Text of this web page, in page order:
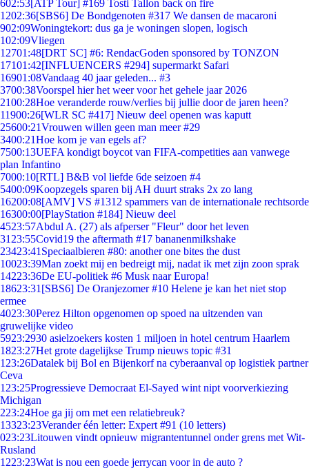
602:53[ATP Tour] #169 Tosti Tallon back on fire
1202:36[SBS6] De Bondgenoten #317 We dansen de macaroni
902:09Woningtekort: dus ga je woningen slopen, logisch
102:09Vliegen
12701:48[DRT SC] #6: RendacGoden sponsored by TONZON
17101:42[INFLUENCERS #294] supermarkt Safari
16901:08Vandaag 40 jaar geleden... #3
3700:38Voorspel hier het weer voor het gehele jaar 2026
2100:28Hoe veranderde rouw/verlies bij jullie door de jaren heen?
11900:26[WLR SC #417] Nieuw deel openen was kaputt
25600:21Vrouwen willen geen man meer #29
3400:21Hoe kom je van egels af?
7500:13UEFA kondigt boycot van FIFA-competities aan vanwege
plan Infantino
7000:10[RTL] B&B vol liefde 6de seizoen #4
5400:09Koopzegels sparen bij AH duurt straks 2x zo lang
16200:08[AMV] VS #1312 spammers van de internationale rechtsorde
16300:00[PlayStation #184] Nieuw deel
4523:57Abdul A. (27) als afperser "Fleur" door het leven
31 23:55Covid19 the aftermath #17 bananenmilkshake
23423:41 Speciaalbieren #80: another one bites the dust
10023:39Man zoekt mij en bedreigt mij, nadat ik met zijn zoon sprak
14223:36De EU-politiek #6 Musk naar Europa!
18623:31 [SBS6] De Oranjezomer #10 Helene je kan het niet stop
ermee
4023:30Perez Hilton opgenomen op spoed na uitzenden van
gruwelijke video
5923:2930 asielzoekers kosten 1 miljoen in hotel centrum Haarlem
1823:27Het grote dagelijkse Trump nieuws topic #31
1 23:26Datalek bij Bol en Bijenkorf na cyberaanval op logistiek partner
Ceva
1 23:25Progressieve Democraat El-Sayed wint nipt voorverkiezing
Michigan
223:24Hoe ga jij om met een relatiebreuk?
13323:23Verander één letter: Expert #91 (10 letters)
023:23Litouwen vindt opnieuw migrantentunnel onder grens met Wit-
Rusland
1223:23Wat is nou een goede jerrycan voor in de auto ?